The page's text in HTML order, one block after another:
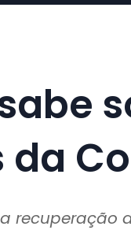
da
recuperação